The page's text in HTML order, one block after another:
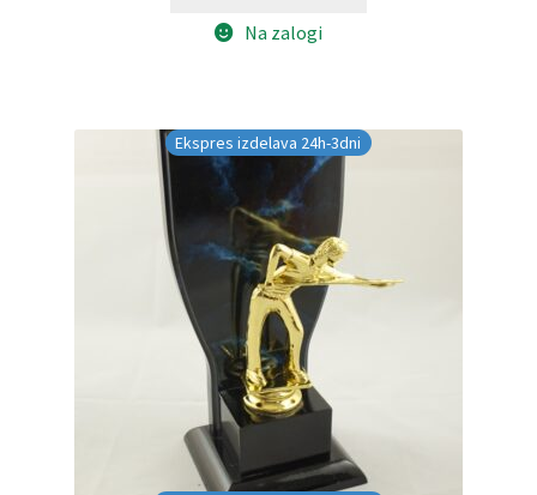
€20.00.
Na zalogi
Ekspres izdelava 24h-3dni